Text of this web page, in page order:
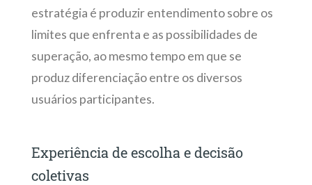
estratégia é produzir entendimento sobre os
limites que enfrenta e as possibilidades de
superação, ao mesmo tempo em que se
produz diferenciação entre os diversos
usuários participantes.
Experiência de escolha e decisão
coletivas